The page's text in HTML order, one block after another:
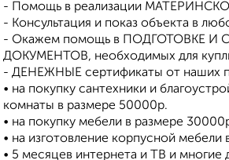
- Помощь в реализации
- Консультация и показ объекта в
- Окажем помощь в ПОДГОТОВКЕ И
ДОКУМЕНТОВ, необходимых для
- ДЕНЕЖНЫЕ сертификаты от наших
• на покупку сантехники и
комнаты в размере 50000р.
• на покупку мебели в размере
• на изготовление корпусной мебели
• 5 месяцев интернета и ТВ и многие